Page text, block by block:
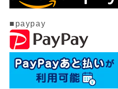
■paypay